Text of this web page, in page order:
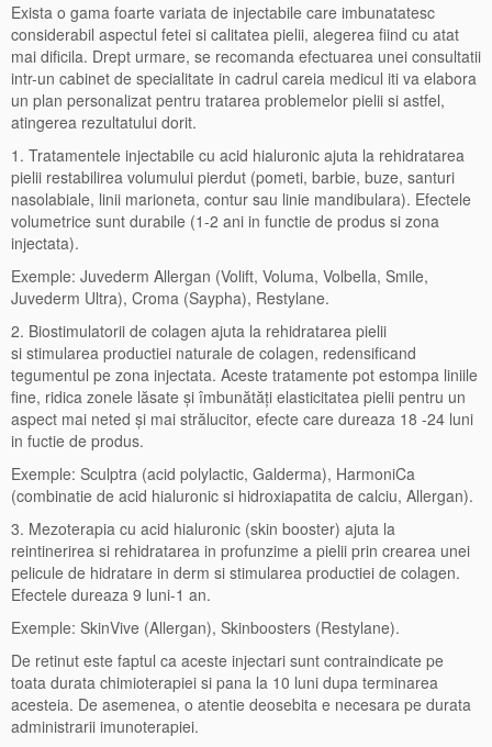
Exista o gama foarte variata de injectabile care imbunatatesc
considerabil aspectul fetei si calitatea pielii, alegerea fiind cu atat
mai dificila. Drept urmare, se recomanda efectuarea unei consultatii
intr-un cabinet de specialitate in cadrul careia medicul iti va elabora
un plan personalizat pentru tratarea problemelor pielii si astfel,
atingerea rezultatului dorit.
1. Tratamentele injectabile cu acid hialuronic ajuta la rehidratarea
pielii restabilirea volumului pierdut (pometi, barbie, buze, santuri
nasolabiale, linii marioneta, contur sau linie mandibulara). Efectele
volumetrice sunt durabile (1-2 ani in functie de produs si zona
injectata).
Exemple: Juvederm Allergan (Volift, Voluma, Volbella, Smile,
Juvederm Ultra), Croma (Saypha), Restylane.
2. Biostimulatorii de colagen ajuta la rehidratarea pielii
si stimularea productiei naturale de colagen, redensificand
tegumentul pe zona injectata. Aceste tratamente pot estompa liniile
fine, ridica zonele lăsate și îmbunătăți elasticitatea pielii pentru un
aspect mai neted și mai strălucitor, efecte care dureaza 18 -24 luni
in fuctie de produs.
Exemple: Sculptra (acid polylactic, Galderma), HarmoniCa
(combinatie de acid hialuronic si hidroxiapatita de calciu, Allergan).
3. Mezoterapia cu acid hialuronic (skin booster) ajuta la
reintinerirea si rehidratarea in profunzime a pielii prin crearea unei
pelicule de hidratare in derm si stimularea productiei de colagen.
Efectele dureaza 9 luni-1 an.
Exemple: SkinVive (Allergan), Skinboosters (Restylane).
De retinut este faptul ca aceste injectari sunt contraindicate pe
toata durata chimioterapiei si pana la 10 luni dupa terminarea
acesteia. De asemenea, o atentie deosebita e necesara pe durata
administrarii imunoterapiei.